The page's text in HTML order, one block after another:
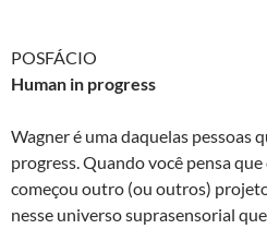
POSFÁCIO
Human in progress
Wagner é uma daquelas pessoas
progress. Quando você pensa
começou outro (ou outros)
nesse universo suprasensorial